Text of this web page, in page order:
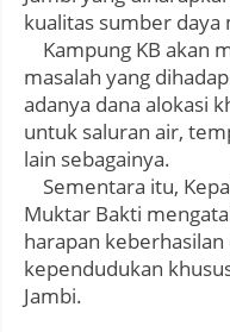
kualitas sumber
Kampung KB akan
masalah yang
adanya dana alokasi
untuk saluran air,
lain sebagainya.
Sementara itu,
Muktar Bakti
harapan
kependudukan
Jambi.